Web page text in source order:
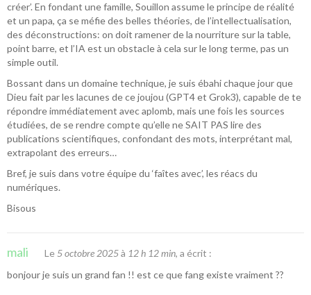
créer’. En fondant une famille, Souillon assume le principe de réalité
et un papa, ça se méfie des belles théories, de l’intellectualisation,
des déconstructions: on doit ramener de la nourriture sur la table,
point barre, et l’IA est un obstacle à cela sur le long terme, pas un
simple outil.
Bossant dans un domaine technique, je suis ébahi chaque jour que
Dieu fait par les lacunes de ce joujou (GPT4 et Grok3), capable de te
répondre immédiatement avec aplomb, mais une fois les sources
étudiées, de se rendre compte qu’elle ne SAIT PAS lire des
publications scientifiques, confondant des mots, interprétant mal,
extrapolant des erreurs…
Bref, je suis dans votre équipe du ‘faîtes avec’, les réacs du
numériques.
Bisous
mali Le 5 octobre 2025à 12 h 12 min, a écrit :
bonjour je suis un grand fan !! est ce que fang existe vraiment ??